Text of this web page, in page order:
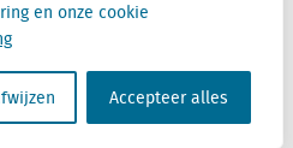
en onze cookie
Accepteer alles